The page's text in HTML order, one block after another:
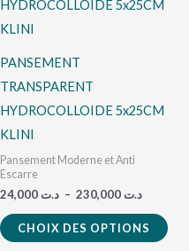
PANSEMENT
TRANSPARENT
HYDROCOLLOIDE 5x25CM
KLINI
Pansement Moderne et Anti
Escarre
د.ت – د.ت
à
CHOIX DES OPTIONS